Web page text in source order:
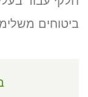
ביטוחים